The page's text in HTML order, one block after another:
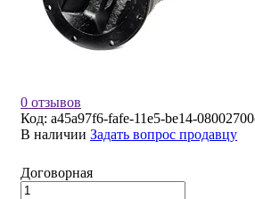
0 отзывов
Код: a45a97f6-fafe-11e5-be14-
В наличии Задать вопрос продавцу
Договорная